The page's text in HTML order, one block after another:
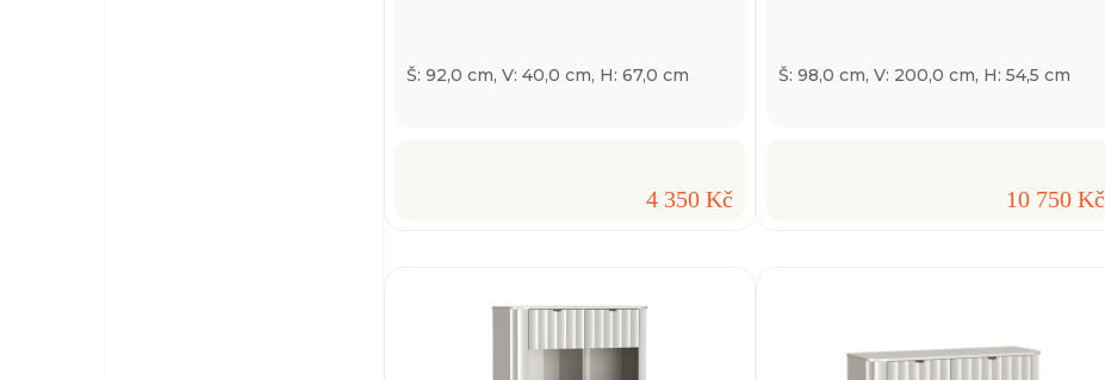
Š: 92,0 cm, V: 40,0 cm, H: 67,0 cm
4 350 Kč
Š: 98,0 cm, V: 200,0 cm, H: 54,5 cm
10 750 Kč